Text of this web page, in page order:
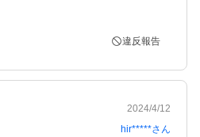
違反報告
2024/4/12
hir*****さん